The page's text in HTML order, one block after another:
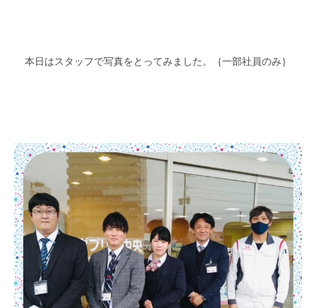
本日はスタッフで写真をとってみました。｛一部社員のみ｝